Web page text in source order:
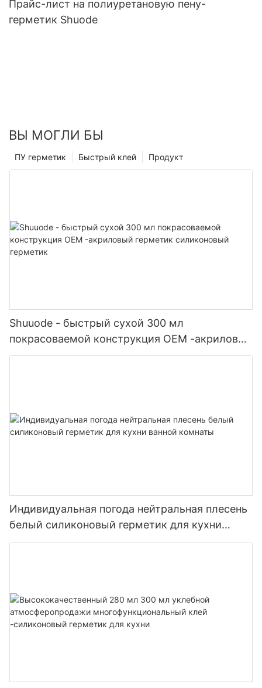
Прайс-лист на полиуретановую пену-
герметик Shuode
ВЫ МОГЛИ БЫ
Продукт
Быстрый клей
ПУ герметик
Shuuode - быстрый сухой 300 мл
покрасоваемой конструкция OEM -акриловый
герметик силиконовый герметик
Индивидуальная погода нейтральная плесень
белый силиконовый герметик для кухни
ванной комнаты